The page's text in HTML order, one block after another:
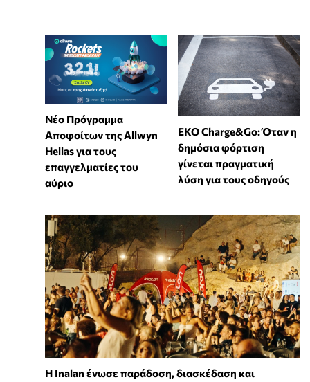
Νέο Πρόγραμμα
Αποφοίτων της Allwyn
Hellas για τους
επαγγελματίες του
αύριο
EKO Charge&Go: Όταν η
δημόσια φόρτιση
γίνεται πραγματική
λύση για τους οδηγούς
Η Inalan ένωσε παράδοση, διασκέδαση και